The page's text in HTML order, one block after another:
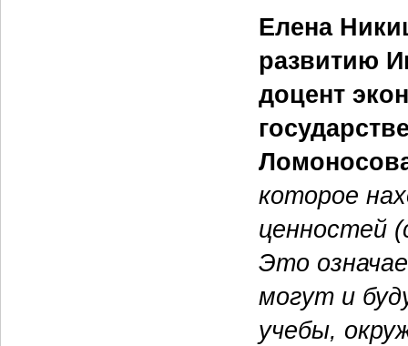
Елена
развитию
доцент
которое
ценностей
Это
могут и
учебы,